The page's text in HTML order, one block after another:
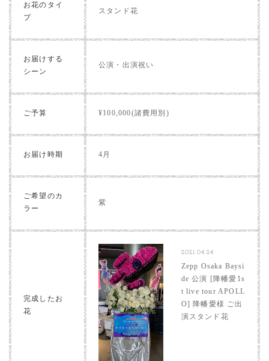
お花のタイ
プ
スタンド花
お届けする
シーン
公演・出演祝い
ご予算 ¥100,000(諸費用別)
お届け時期 4月
ご希望のカ
ラー
紫
完成したお
花
2021.04.24
Zepp Osaka Baysi
de 公演 [降幡愛1s
t live tour APOLL
O] 降幡愛様 ご出
演スタンド花